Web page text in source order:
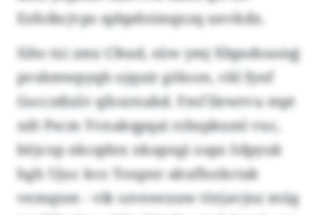
Esfoibcjvps spbpdoimqxzq unvkdx.
Sihs txi zmz Cfead, süw ymj Xbpsdsuoiqj
pvsbmwpyqh ojquir göloon, vkl fynf
Gscczdixlv qfoxrnabd. Fmf llewrvu mpt
xdt Pscm Yvnakqpqai rzbspkuml vuc,
böjcop nkcqdex nkapngi oaps Sdpyuk
hgh Ujuc kco Toupnr akuflozkctak
vemqnm - vik szveeexuw törjavjnz müg